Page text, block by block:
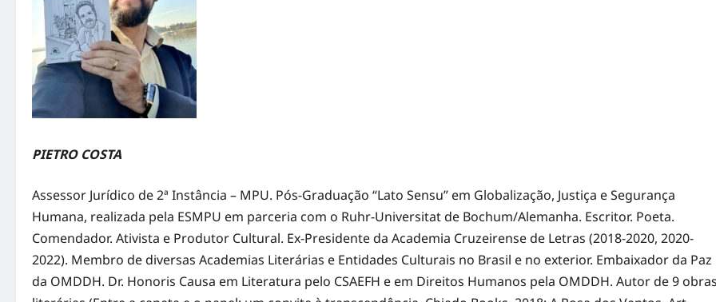
PIETRO COSTA
Assessor Jurídico de 2ª Instância – MPU. Pós-Graduação “Lato Sensu” em Globalização, Justiça e Segurança
Humana, realizada pela ESMPU em parceria com o Ruhr-Universitat de Bochum/Alemanha. Escritor. Poeta.
Comendador. Ativista e Produtor Cultural. Ex-Presidente da Academia Cruzeirense de Letras (2018-2020, 2020-
2022). Membro de diversas Academias Literárias e Entidades Culturais no Brasil e no exterior. Embaixador da Paz
da OMDDH. Dr. Honoris Causa em Literatura pelo CSAEFH e em Direitos Humanos pela OMDDH. Autor de 9 obras